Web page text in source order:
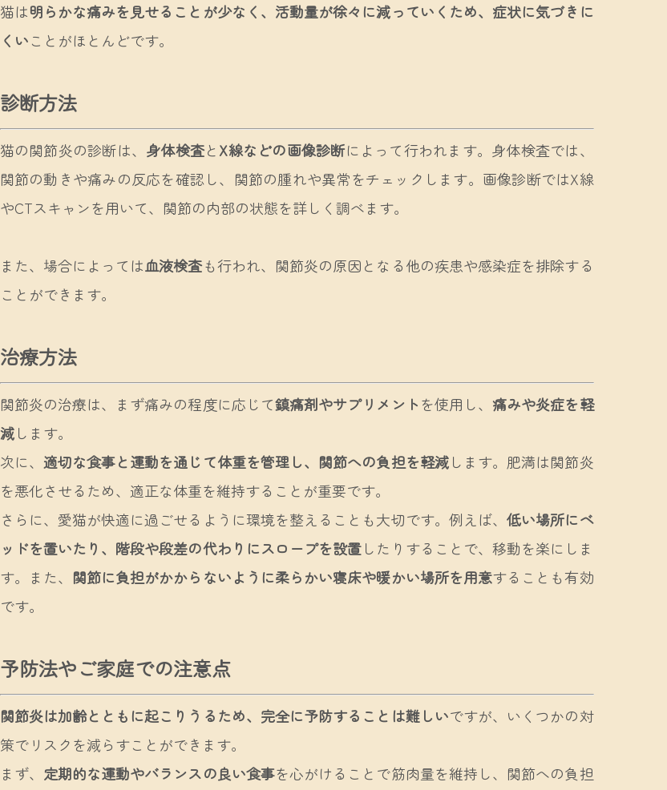
猫は明らかな痛みを見せることが少なく、活動量が徐々に減っていくため、症状に気づきに
くいことがほとんどです。
診断方法
猫の関節炎の診断は、 身体検査と X線などの画像診断によって行われます。身体検査では、
関節の動きや痛みの反応を確認し、関節の腫れや異常をチェックします。画像診断ではX線
やCTスキャンを用いて、関節の内部の状態を詳しく調べます。
また、場合によっては血液検査も行われ、関節炎の原因となる他の疾患や感染症を排除する
ことができます。
治療方法
関節炎の治療は、まず痛みの程度に応じて鎮痛剤やサプリメントを使用し、 痛みや炎症を軽
減します。
次に、 適切な食事と運動を通じて体重を管理し、関節への負担を軽減します。肥満は関節炎
を悪化させるため、適正な体重を維持することが重要です。
さらに、愛猫が快適に過ごせるように環境を整えることも大切です。例えば、低い場所にベ
ッドを置いたり、階段や段差の代わりにスロープを設置したりすることで、移動を楽にしま
す。また、 関節に負担がかからないように柔らかい寝床や暖かい場所を用意することも有効
です。
予防法やご家庭での注意点
関節炎は加齢とともに起こりうるため、完全に予防することは難しいですが、いくつかの対
策でリスクを減らすことができます。
まず、 定期的な運動やバランスの良い食事を心がけることで筋肉量を維持し、関節への負担